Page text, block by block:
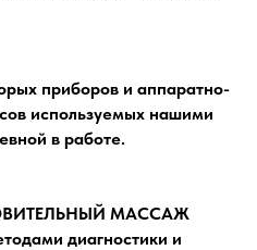
приборов и аппаратно-
используемых нашими
в работе.
МАССАЖ
диагностики и